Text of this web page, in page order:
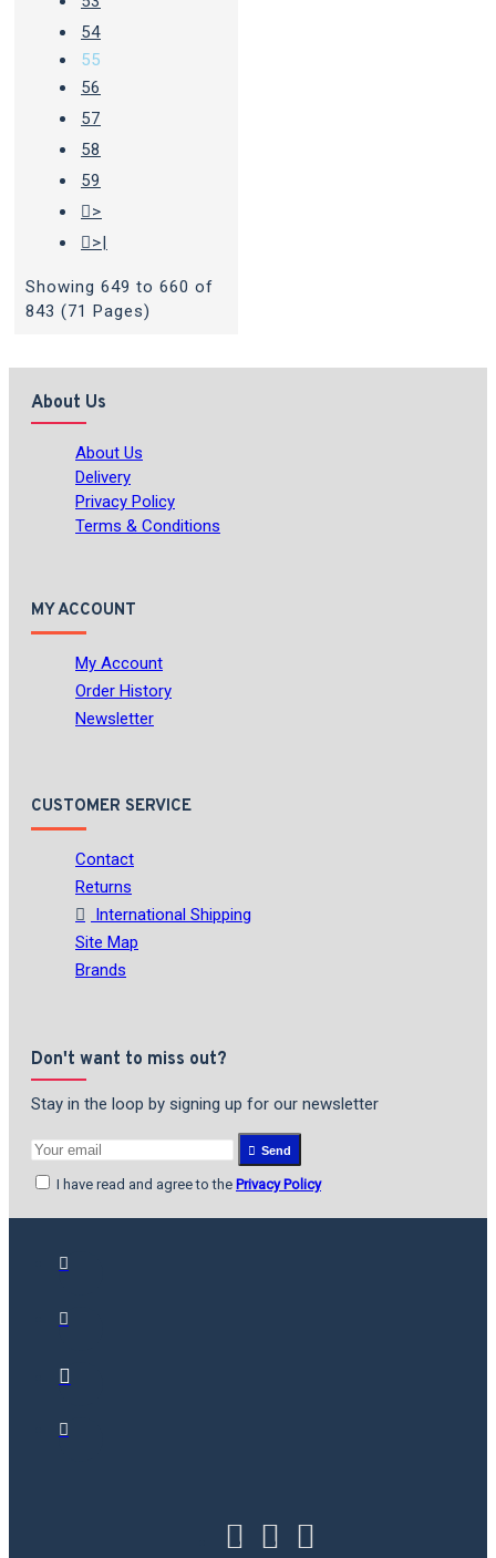
54
55
56
57
58
59
>
>|
Showing 649 to 660 of
843 (71 Pages)
About Us
About Us
Delivery
Privacy Policy
Terms & Conditions
MY ACCOUNT
My Account
Order History
Newsletter
CUSTOMER SERVICE
Contact
Returns
International Shipping
Site Map
Brands
Don't want to miss out?
Stay in the loop by signing up for our newsletter
Send
I have read and agree to the Privacy Policy